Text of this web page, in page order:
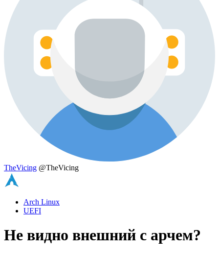
TheVicing @TheVicing
Arch Linux
UEFI
Не видно внешний с арчем?